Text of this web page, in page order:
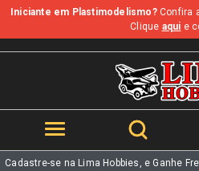
b
Iniciante em Plastimodelismo?Confira
Clique aqui e
Cadastre-se na Lima Hobbies, e Ganhe